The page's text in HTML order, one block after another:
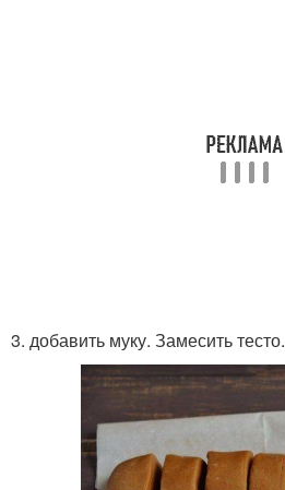
3. добавить муку. Замесить тесто.